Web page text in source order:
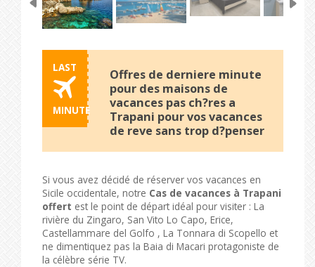
LAST
MINUTE
Offres de derniere minute
pour des maisons de
vacances pas ch?res a
Trapani pour vos vacances
de reve sans trop d?penser
Si vous avez décidé de réserver vos vacances en
Sicile occidentale, notre Cas de vacances à Trapani
offert est le point de départ idéal pour visiter : La
rivière du Zingaro, San Vito Lo Capo, Erice,
Castellammare del Golfo , La Tonnara di Scopello et
ne dimentiquez pas la Baia di Macari protagoniste de
la célèbre série TV.